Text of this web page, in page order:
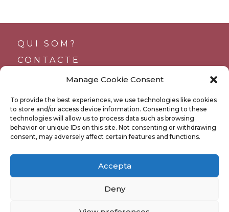
Manage Cookie Consent
To provide the best experiences, we use technologies like cookies
to store and/or access device information. Consenting to these
technologies will allow us to process data such as browsing
behavior or unique IDs on this site. Not consenting or withdrawing
consent, may adversely affect certain features and functions.
Accepta
Deny
QUI SOM?
CONTACTE
SUPORTS
BUTLLETÍ
POLÍTICA DE PRIVACITAT
POLÍTICA DE COOKIES